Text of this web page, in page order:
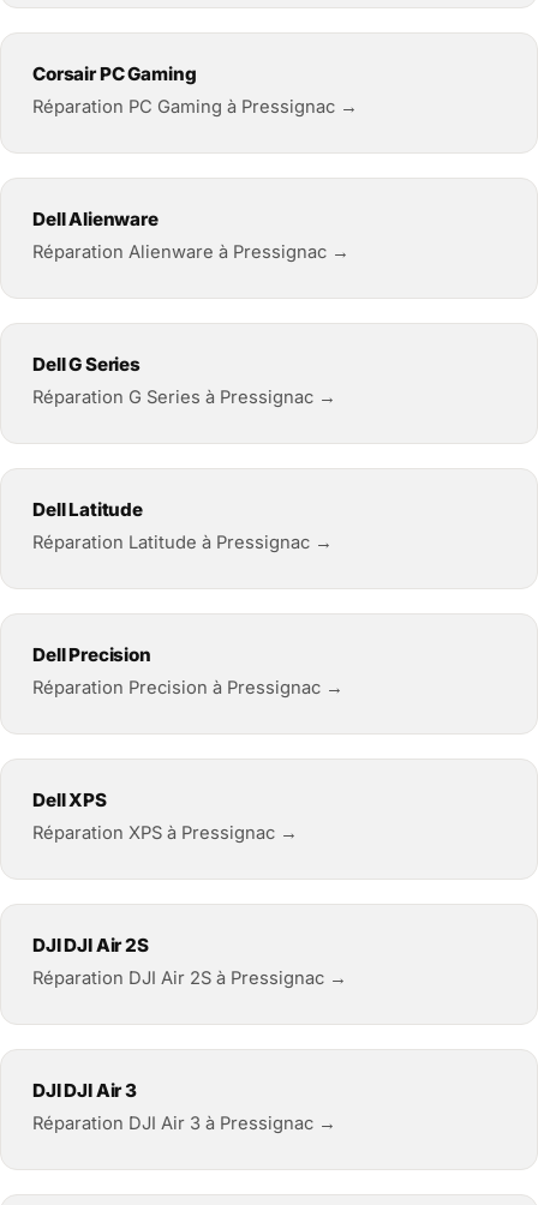
Corsair PC Gaming
Réparation PC Gaming à Pressignac →
Dell Alienware
Réparation Alienware à Pressignac →
Dell G Series
Réparation G Series à Pressignac →
Dell Latitude
Réparation Latitude à Pressignac →
Dell Precision
Réparation Precision à Pressignac →
Dell XPS
Réparation XPS à Pressignac →
DJI DJI Air 2S
Réparation DJI Air 2S à Pressignac →
DJI DJI Air 3
Réparation DJI Air 3 à Pressignac →